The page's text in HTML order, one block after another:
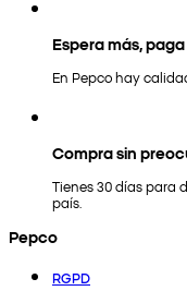
Espera más,
En Pepco hay
Compra sin
Tienes 30 días para
país.
Pepco
RGPD